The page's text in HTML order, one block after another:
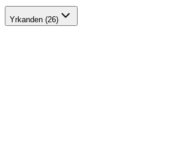
Yrkanden (26)